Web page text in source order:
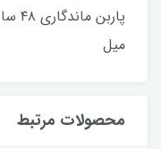
میل
محصولات مرتبط